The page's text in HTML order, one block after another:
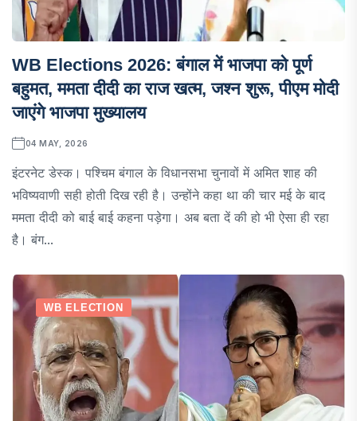
WB Elections 2026: बंगाल में भाजपा को पूर्ण
बहुमत, ममता दीदी का राज खत्म, जश्न शुरू, पीएम मोदी
जाएंगे भाजपा मुख्यालय
04 MAY, 2026
इंटरनेट डेस्क। पश्चिम बंगाल के विधानसभा चुनावों में अमित शाह की
भविष्यवाणी सही होती दिख रही है। उन्होंने कहा था की चार मई के बाद
ममता दीदी को बाई बाई कहना पड़ेगा। अब बता दें की हो भी ऐसा ही रहा
है। बंग...
WB ELECTION